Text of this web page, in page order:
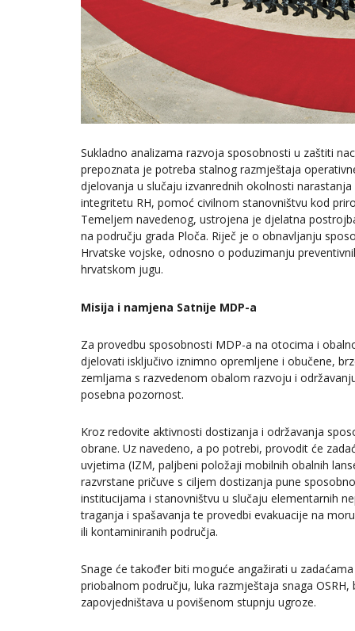
Sukladno analizama razvoja sposobnosti u zaštiti
prepoznata je potreba stalnog razmještaja
djelovanja u slučaju izvanrednih okolnosti
integritetu RH, pomoć civilnom stanovništvu kod
Temeljem navedenog, ustrojena je djelatna
na području grada Ploča. Riječ je o obnavljanju
Hrvatske vojske, odnosno o poduzimanju
hrvatskom jugu.
Misija i namjena Satnije MDP-a
Za provedbu sposobnosti MDP-a na otocima i
djelovati isključivo iznimno opremljene i obučene,
zemljama s razvedenom obalom razvoju i
posebna pozornost.
Kroz redovite aktivnosti dostizanja i održavanja
obrane. Uz navedeno, a po potrebi, provodit će
uvjetima (IZM, paljbeni položaji mobilnih obalnih
razvrstane pričuve s ciljem dostizanja pune
institucijama i stanovništvu u slučaju elementarnih
traganja i spašavanja te provedbi evakuacije na
ili kontaminiranih područja.
Snage će također biti moguće angažirati u
priobalnom području, luka razmještaja snaga
zapovjedništava u povišenom stupnju ugroze.